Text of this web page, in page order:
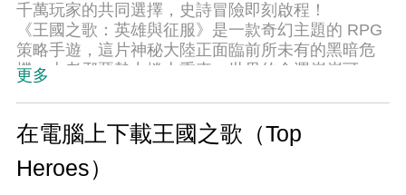
千萬玩家的共同選擇，史詩冒險即刻啟程！
《王國之歌：英雄與征服》是一款奇幻主題的 RPG
策略手遊，這片神秘大陸正面臨前所未有的黑暗危
機，古老邪惡勢力捲土重來，世界的命運岌岌可
召集強大的英雄隊伍，探索每一位英雄獨特的能力
與背景。從劍指榮耀的騎士，到掌控元素的法師，
更多
在電腦上下載王國之歌（Top
Heroes）